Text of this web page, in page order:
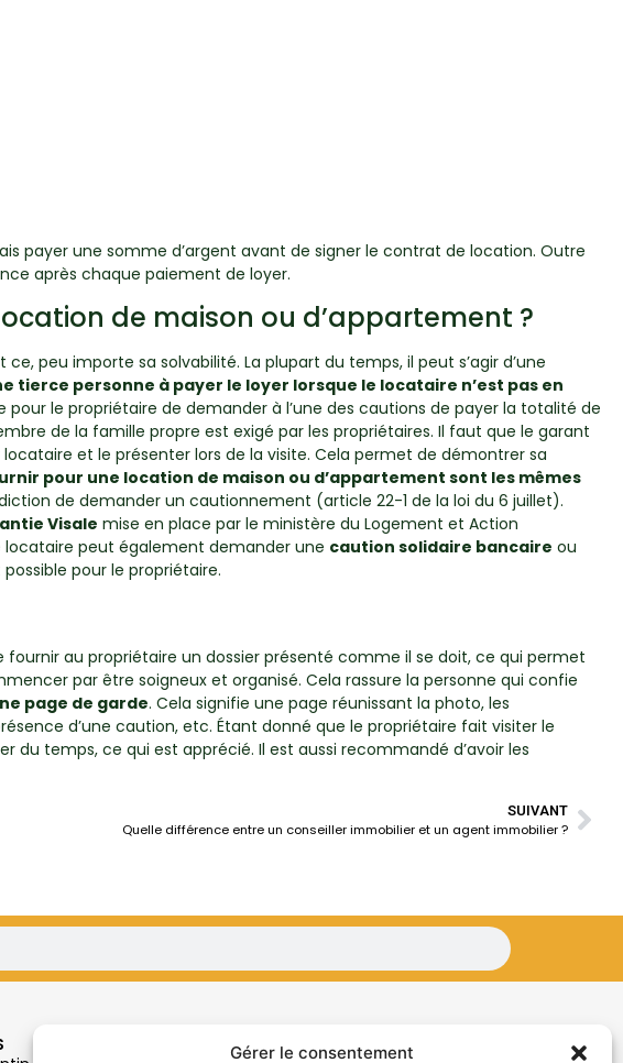
Gérer le consentement
payer une somme d’argent avant de signer le contrat de location. Outre
après chaque paiement de loyer.
de maison ou d’appartement ?
peu importe sa solvabilité. La plupart du temps, il peut s’agir d’une
tierce personne à payer le loyer lorsque le locataire n’est pas en
pour le propriétaire de demander à l’une des cautions de payer la totalité de
de la famille propre est exigé par les propriétaires. Il faut que le garant
et le présenter lors de la visite. Cela permet de démontrer sa
pour une location de maison ou d’appartement sont les mêmes
de demander un cautionnement (article 22-1 de la loi du 6 juillet).
Visale mise en place par le ministère du Logement et Action
locataire peut également demander une caution solidaire bancaire ou
pour le propriétaire.
au propriétaire un dossier présenté comme il se doit, ce qui permet
par être soigneux et organisé. Cela rassure la personne qui confie
page de garde. Cela signifie une page réunissant la photo, les
d’une caution, etc. Étant donné que le propriétaire fait visiter le
temps, ce qui est apprécié. Il est aussi recommandé d’avoir les
SUIVANT
Quelle différence entre un conseiller immobilier et un agent immobilier ?
SIÈGE SOCIAL